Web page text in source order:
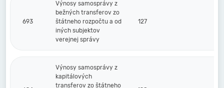
693
Výnosy samosprávy z
bežných transferov zo
štátneho rozpočtu a od
iných subjektov
verejnej správy
127
Výnosy samosprávy z
kapitálových
transferov zo štátneho